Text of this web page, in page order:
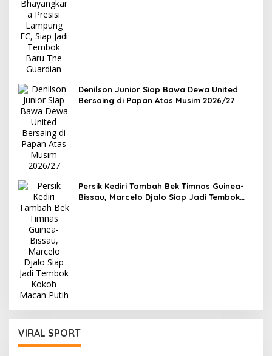
Denilson Junior Siap Bawa Dewa United
Bersaing di Papan Atas Musim 2026/27
Persik Kediri Tambah Bek Timnas Guinea-
Bissau, Marcelo Djalo Siap Jadi Tembok
VIRAL SPORT